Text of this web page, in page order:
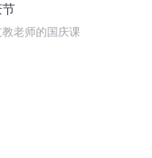
教老师的国庆课